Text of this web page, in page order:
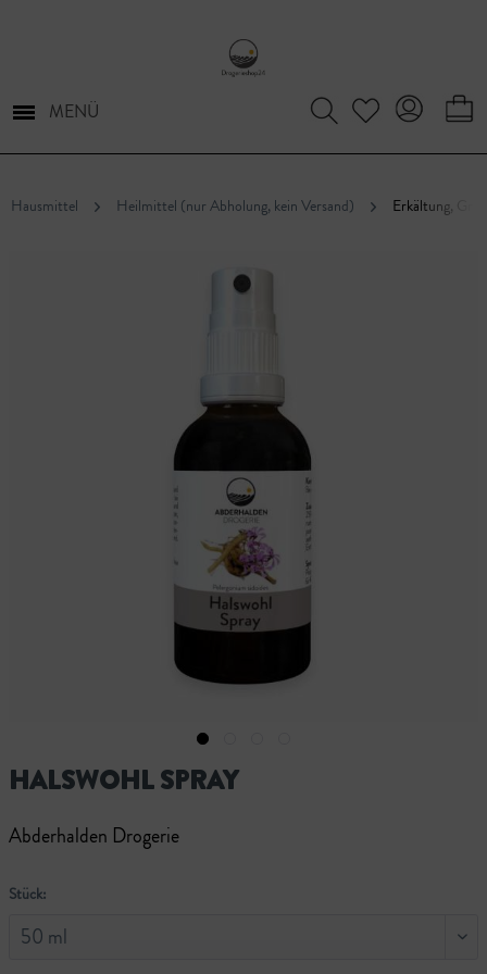
MENÜ
Hausmittel Heilmittel (nur Abholung, kein Versand) Erkältung,
HALSWOHL SPRAY
Abderhalden Drogerie
Stück: